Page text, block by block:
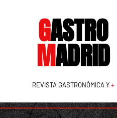
GASTRO
MADRID
REVISTA GASTRONÓMICA Y+